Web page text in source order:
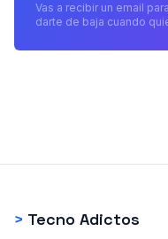
Vas a recibir un email
darte de baja cuando
> Tecno Adictos